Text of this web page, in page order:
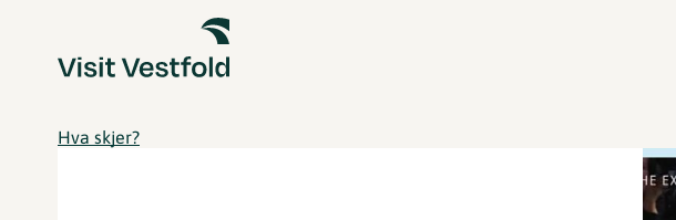
Hva skjer?